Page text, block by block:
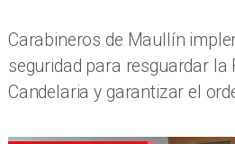
Carabineros de Maullín
seguridad para resguardar la
Candelaria y garantizar el